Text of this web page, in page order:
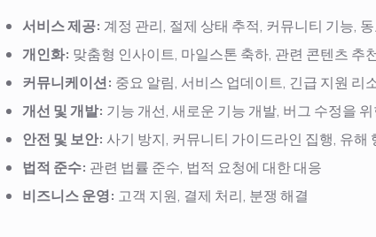
서비스 제공: 계정 관리, 절제 상태 추적, 커뮤니티 기능,
개인화: 맞춤형 인사이트, 마일스톤 축하, 관련 콘텐츠 추
커뮤니케이션: 중요 알림, 서비스 업데이트, 긴급 지원 리
개선 및 개발: 기능 개선, 새로운 기능 개발, 버그 수정을
안전 및 보안: 사기 방지, 커뮤니티 가이드라인 집행, 유해
법적 준수: 관련 법률 준수, 법적 요청에 대한 대응
비즈니스 운영: 고객 지원, 결제 처리, 분쟁 해결